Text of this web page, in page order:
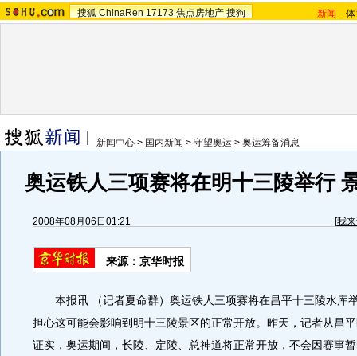
搜狐 ChinaRen 17173 焦点房地产 搜狗 新闻 -
新闻中心 > 国内新闻 > 守望奥运 > 奥运筹备消息
奥运铁人三项赛将在明十三陵举行
2008年08月06日01:21 [我
来源：京华时报
本报讯 （记者夏命群）奥运铁人三项赛将在昌平十三陵水库
担心这可能会影响到明十三陵景区的正常开放。昨天，记者从昌
证实，奥运期间，长陵、定陵、总神道将正常开放，不会因赛事